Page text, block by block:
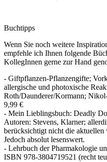
Buchtipps
Wenn Sie noch weitere
empfehle ich Ihnen folgende
KollegInnen gerne zur Hand
- Giftpflanzen-Pflanzengifte;
allergische und photoxische
Roth/Daunderer/Kormann;
9,99 €
- Mein Lieblingsbuch: Deadly
Autoren: Stevens, Klarner;
berücksichtigt nicht die aktuellen
Jedoch absolut lesenswert.
- Lehrbuch der Pharmakologie
ISBN 978-3804719521 (recht